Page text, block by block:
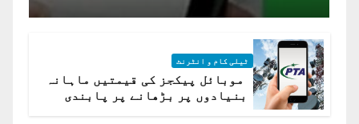
ٹیلی کام و انٹرنٹ
موبائل پیکجز کی قیمتیں ماہانہ
بنیادوں پر بڑھانے پر پابندی